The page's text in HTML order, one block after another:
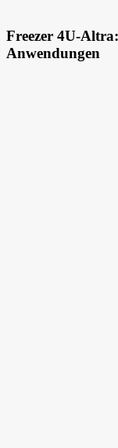
Freezer 4U-
Anwendungen